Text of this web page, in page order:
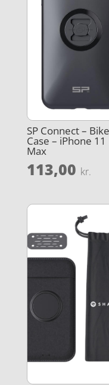
SP Connect – Bike
Case – iPhone 11
Max
113,00 kr.